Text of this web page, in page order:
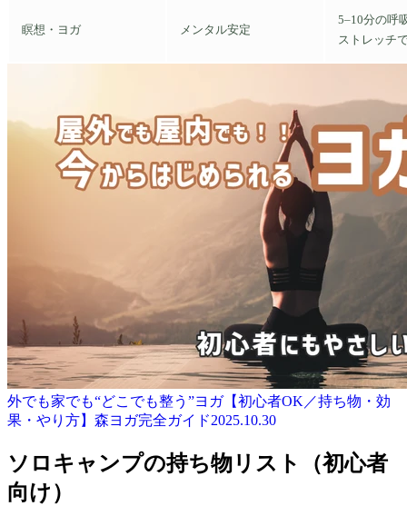
瞑想・ヨガ メンタル安定
5–10分の呼
ストレッチ
外でも家でも“どこでも整う”ヨガ【初心者OK／持ち物・効
果・やり方】森ヨガ完全ガイド2025.10.30
ソロキャンプの持ち物リスト（初心者
向け）